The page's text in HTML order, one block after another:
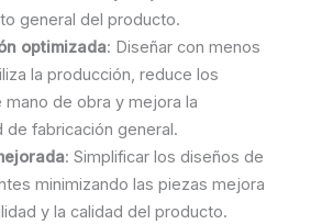
general del producto.
optimizada: Diseñar con menos
la producción, reduce los
de obra y mejora la
de fabricación general.
: Simplificar los diseños de
minimizando las piezas mejora
y la calidad del producto.